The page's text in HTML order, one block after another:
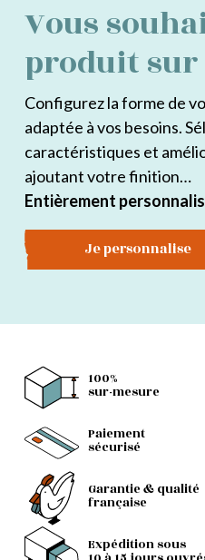
Vous
produit sur
Configurez la forme de
adaptée à vos besoins.
caractéristiques et
ajoutant votre finition…
Entièrement
Je personnalise
100%
sur-mesure
Paiement
sécurisé
Garantie & qualité
française
Expédition sous